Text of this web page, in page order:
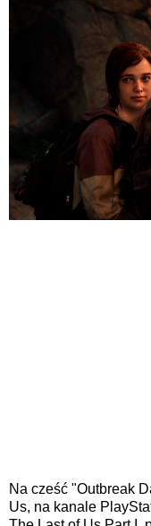
Na cześć "Outbreak
Us, na kanale